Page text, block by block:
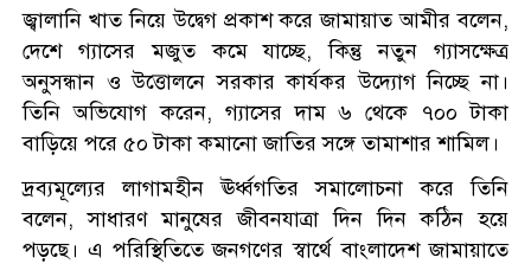
জ্বালানি খাত নিয়ে উদ্বেগ প্রকাশ করে জামায়াত আমীর বলেন,
দেশে গ্যাসের মজুত কমে যাচ্ছে, কিন্তু নতুন গ্যাসক্ষেত্র
অনুসন্ধান ও উত্তোলনে সরকার কার্যকর উদ্যোগ নিচ্ছে না।
তিনি অভিযোগ করেন, গ্যাসের দাম ৬ থেকে ৭০০ টাকা
বাড়িয়ে পরে ৫০ টাকা কমানো জাতির সঙ্গে তামাশার শামিল।
দ্রব্যমূল্যের লাগামহীন ঊর্ধ্বগতির সমালোচনা করে তিনি
বলেন, সাধারণ মানুষের জীবনযাত্রা দিন দিন কঠিন হয়ে
পড়ছে। এ পরিস্থিতিতে জনগণের স্বার্থে বাংলাদেশ জামায়াতে